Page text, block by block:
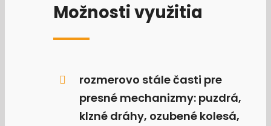
Možnosti využitia
rozmerovo stále časti pre
presné mechanizmy: puzdrá,
klzné dráhy, ozubené kolesá,